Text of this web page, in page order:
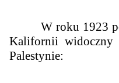
W roku 1923
Kalifornii
Palestynie: